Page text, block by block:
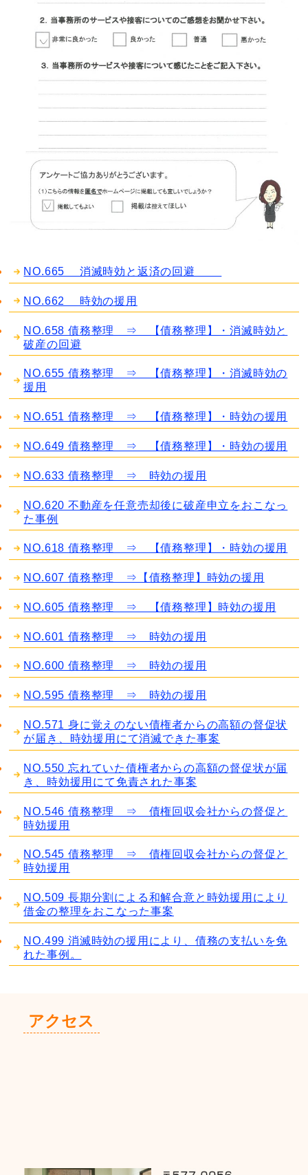
NO.665 消滅時効と返済の回避
NO.662 時効の援用
NO.658 債務整理 ⇒ 【債務整理】・消滅時効と
破産の回避
NO.655 債務整理 ⇒ 【債務整理】・消滅時効の
援用
NO.651 債務整理 ⇒ 【債務整理】・時効の援用
NO.649 債務整理 ⇒ 【債務整理】・時効の援用
NO.633 債務整理 ⇒ 時効の援用
NO.620 不動産を任意売却後に破産申立をおこなっ
た事例
NO.618 債務整理 ⇒ 【債務整理】・時効の援用
NO.607 債務整理 ⇒【債務整理】時効の援用
NO.605 債務整理 ⇒ 【債務整理】時効の援用
NO.601 債務整理 ⇒ 時効の援用
NO.600 債務整理 ⇒ 時効の援用
NO.595 債務整理 ⇒ 時効の援用
NO.571 身に覚えのない債権者からの高額の督促状
が届き、時効援用にて消滅できた事案
NO.550 忘れていた債権者からの高額の督促状が届
き、時効援用にて免責された事案
NO.546 債務整理 ⇒ 債権回収会社からの督促と
時効援用
NO.545 債務整理 ⇒ 債権回収会社からの督促と
時効援用
NO.509 長期分割による和解合意と時効援用により
借金の整理をおこなった事案
NO.499 消滅時効の援用により、債務の支払いを免
れた事例。
アクセス